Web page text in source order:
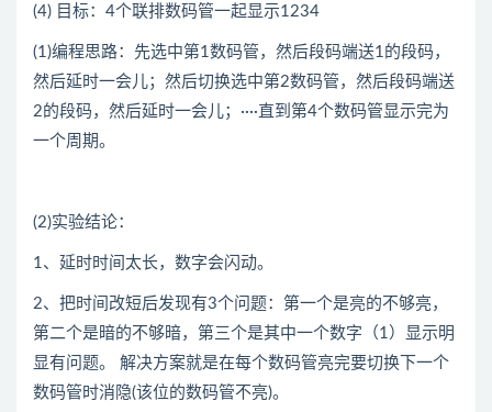
(4) 目标：4个联排数码管一起显示1234
(1)编程思路：先选中第1数码管，然后段码端送1的段码，
然后延时一会儿；然后切换选中第2数码管，然后段码端送
2的段码，然后延时一会儿；····直到第4个数码管显示完为
一个周期。
(2)实验结论：
1、延时时间太长，数字会闪动。
2、把时间改短后发现有3个问题：第一个是亮的不够亮，
第二个是暗的不够暗，第三个是其中一个数字（1）显示明
显有问题。 解决方案就是在每个数码管亮完要切换下一个
数码管时消隐(该位的数码管不亮)。